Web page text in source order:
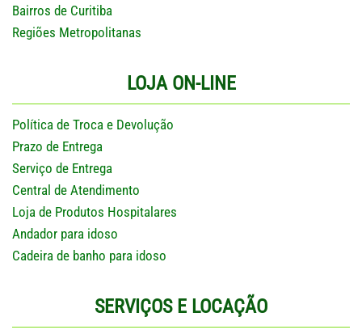
Bairros de Curitiba
Regiões Metropolitanas
LOJA ON-LINE
Política de Troca e Devolução
Prazo de Entrega
Serviço de Entrega
Central de Atendimento
Loja de Produtos Hospitalares
Andador para idoso
Cadeira de banho para idoso
SERVIÇOS E LOCAÇÃO